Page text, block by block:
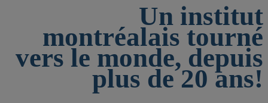
Un institut
montréalais tourné
vers le monde, depuis
plus de 20 ans!